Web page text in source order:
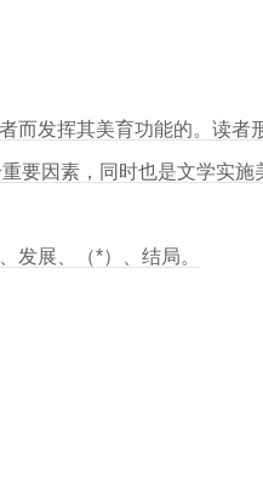
而发挥其美育功能的。读者
要因素，同时也是文学实施
发展、（*）、结局。